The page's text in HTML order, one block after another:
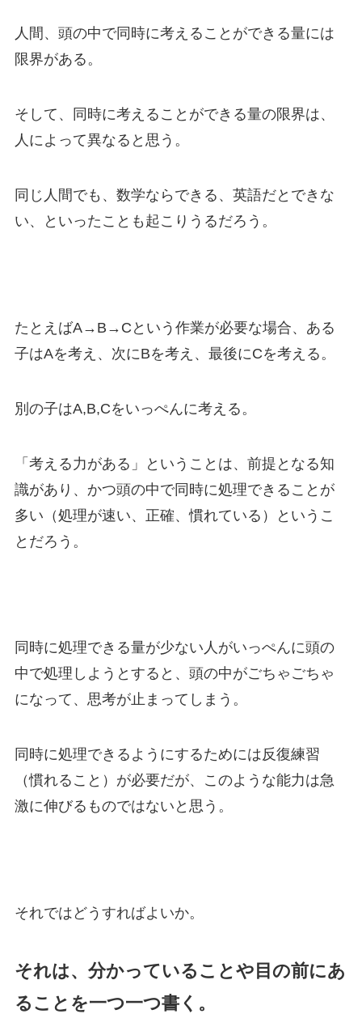
人間、頭の中で同時に考えることができる量には
限界がある。
そして、同時に考えることができる量の限界は、
人によって異なると思う。
同じ人間でも、数学ならできる、英語だとできな
い、といったことも起こりうるだろう。
たとえばA→B→Cという作業が必要な場合、ある
子はAを考え、次にBを考え、最後にCを考える。
別の子はA,B,Cをいっぺんに考える。
「考える力がある」ということは、前提となる知
識があり、かつ頭の中で同時に処理できることが
多い（処理が速い、正確、慣れている）というこ
とだろう。
同時に処理できる量が少ない人がいっぺんに頭の
中で処理しようとすると、頭の中がごちゃごちゃ
になって、思考が止まってしまう。
同時に処理できるようにするためには反復練習
（慣れること）が必要だが、このような能力は急
激に伸びるものではないと思う。
それではどうすればよいか。
それは、分かっていることや目の前にあ
ることを一つ一つ書く。